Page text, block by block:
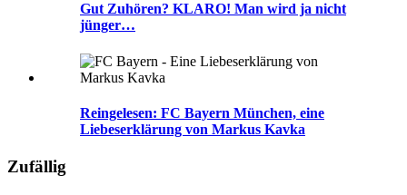
Gut Zuhören? KLARO! Man wird ja nicht
jünger…
Reingelesen: FC Bayern München, eine
Liebeserklärung von Markus Kavka
Zufällig